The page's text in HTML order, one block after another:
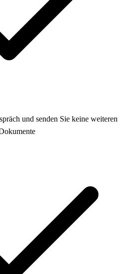
und senden Sie keine weiteren